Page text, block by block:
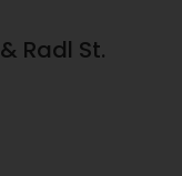
Radl St.